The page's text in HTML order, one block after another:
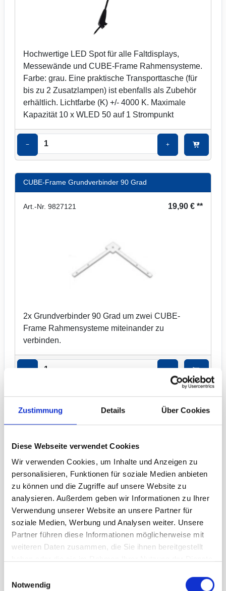
Zustimmung Details Über Cookies
Diese Webseite verwendet Cookies
Wir verwenden Cookies, um Inhalte und Anzeigen zu
personalisieren, Funktionen für soziale Medien anbieten
zu können und die Zugriffe auf unsere Website zu
analysieren. Außerdem geben wir Informationen zu Ihrer
Verwendung unserer Website an unsere Partner für
soziale Medien, Werbung und Analysen weiter. Unsere
Partner führen diese Informationen möglicherweise mit
weiteren Daten zusammen, die Sie ihnen bereitgestellt
Notwendig
Hochwertige LED Spot für alle Faltdisplays,
Messewände und CUBE-Frame Rahmensysteme.
Farbe: grau. Eine praktische Transporttasche (für
bis zu 2 Zusatzlampen) ist ebenfalls als Zubehör
erhältlich. Lichtfarbe (K) +/- 4000 K. Maximale
Kapazität 10 x WLED 50 auf 1 Strompunkt
− +
CUBE-Frame Grundverbinder 90 Grad
Art.-Nr. 9827121 19,90 € **
2x Grundverbinder 90 Grad um zwei CUBE-
Frame Rahmensysteme miteinander zu
verbinden.
− +
CUBE-Frame Grundverbinder 135 Grad
2x Grundverbinder 135 Grad um zwei CUBE-